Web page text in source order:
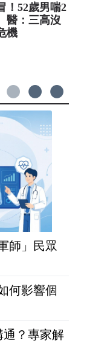
！52歲男喘2
：三高沒
機
師」民眾
何影響個
？專家解